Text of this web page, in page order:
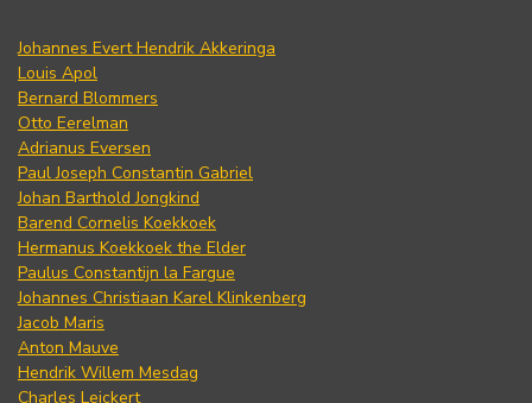
Johannes Evert Hendrik Akkeringa
Louis Apol
Bernard Blommers
Otto Eerelman
Adrianus Eversen
Paul Joseph Constantin Gabriel
Johan Barthold Jongkind
Barend Cornelis Koekkoek
Hermanus Koekkoek the Elder
Paulus Constantijn la Fargue
Johannes Christiaan Karel Klinkenberg
Jacob Maris
Anton Mauve
Hendrik Willem Mesdag
Charles Leickert